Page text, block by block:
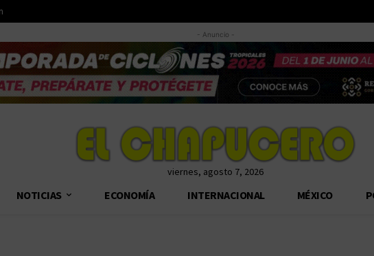
- Anuncio -
viernes, agosto 7, 2026
NOTICIAS ECONOMÍA INTERNACIONAL MÉXICO